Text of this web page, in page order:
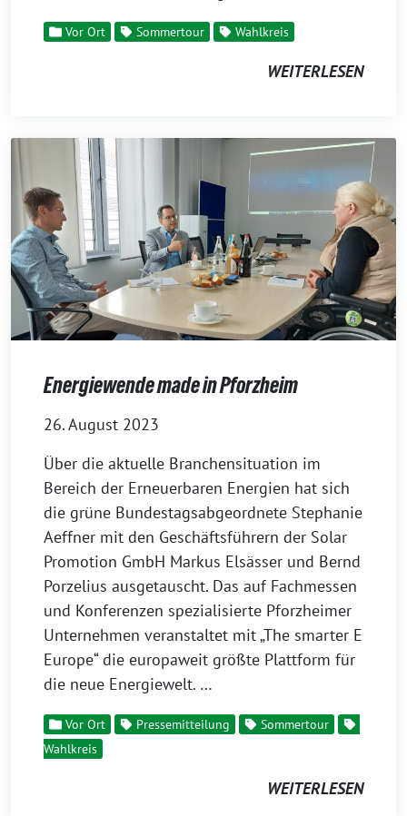
Vor Ort Sommertour Wahlkreis
WEITERLESEN
Energiewende made in Pforzheim
26. August 2023
Über die aktuelle Branchensituation im
Bereich der Erneuerbaren Energien hat sich
die grüne Bundestagsabgeordnete Stephanie
Aeffner mit den Geschäftsführern der Solar
Promotion GmbH Markus Elsässer und Bernd
Porzelius ausgetauscht. Das auf Fachmessen
und Konferenzen spezialisierte Pforzheimer
Unternehmen veranstaltet mit „The smarter E
Europe“ die europaweit größte Plattform für
die neue Energiewelt. …
Vor Ort Pressemitteilung
Sommertour
Wahlkreis
WEITERLESEN